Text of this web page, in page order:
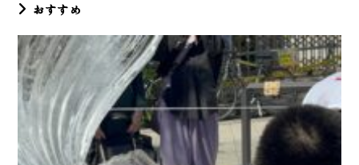
おすすめ